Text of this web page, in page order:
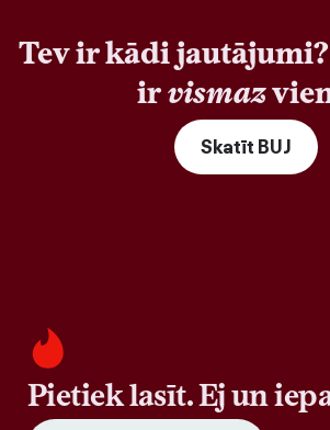
Tev ir kādi
irvismaz
Skatīt BUJ
Pietiek lasīt. Ej un